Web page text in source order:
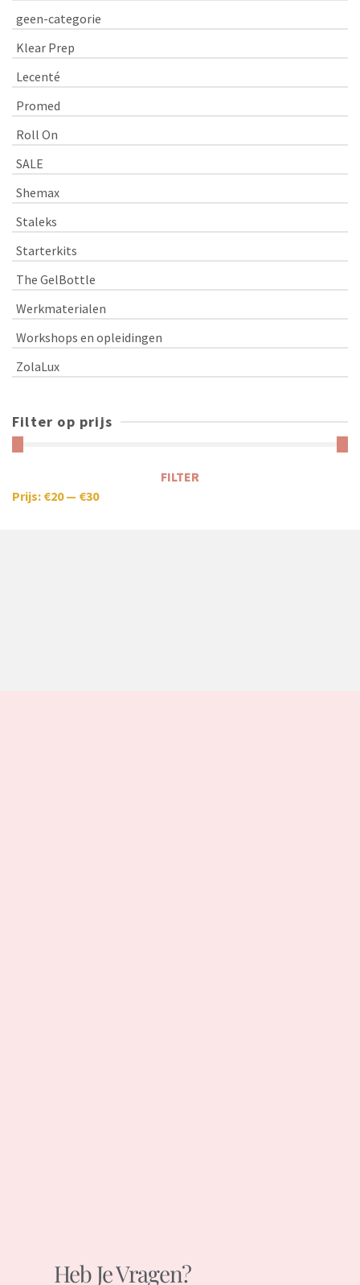
geen-categorie
Klear Prep
Lecenté
Promed
Roll On
SALE
Shemax
Staleks
Starterkits
The GelBottle
Werkmaterialen
Workshops en opleidingen
ZolaLux
Filter op prijs
FILTER
Prijs: €20— €30
Heb Je Vragen?